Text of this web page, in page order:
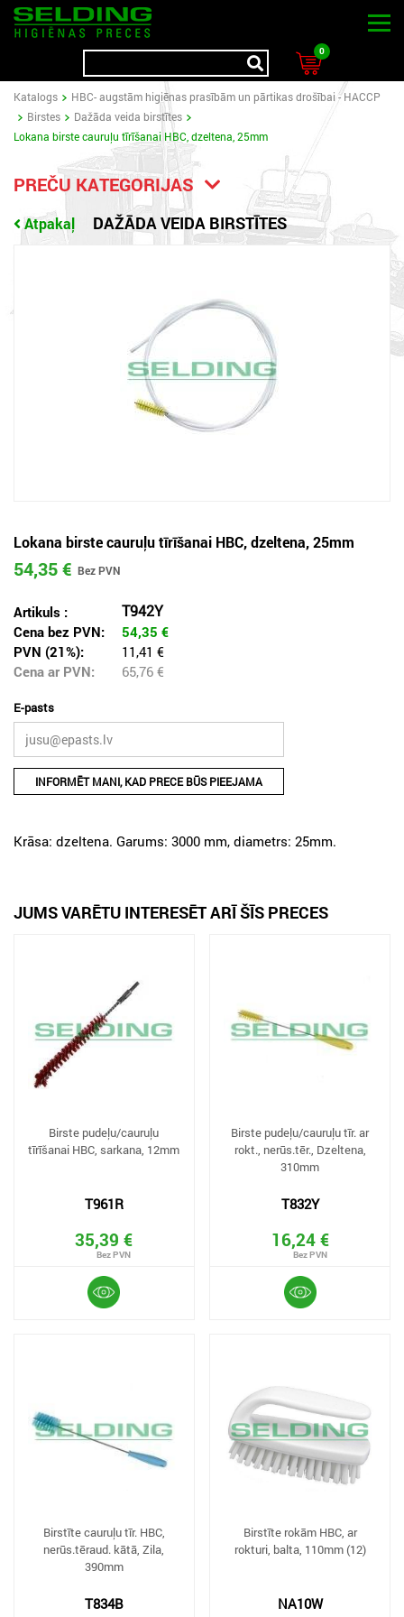
0
Katalogs
HBC- augstām higiēnas prasībām un pārtikas drošībai - HACCP
Birstes
Dažāda veida birstītes
Lokana birste cauruļu tīrīšanai HBC, dzeltena, 25mm
PREČU KATEGORIJAS
Atpakaļ DAŽĀDA VEIDA BIRSTĪTES
Lokana birste cauruļu tīrīšanai HBC, dzeltena, 25mm
54,35 €
Artikuls : T942Y
Cena bez PVN: 54,35 €
PVN (21%):
11,41 €
Cena ar PVN:
65,76 €
E-pasts
INFORMĒT MANI, KAD PRECE BŪS PIEEJAMA
Krāsa: dzeltena. Garums: 3000 mm, diametrs: 25mm.
JUMS VARĒTU INTERESĒT ARĪ ŠĪS PRECES
Birste pudeļu/cauruļu
tīrīšanai HBC, sarkana, 12mm
T961R
35,39 €
Birste pudeļu/cauruļu tīr. ar
rokt., nerūs.tēr., Dzeltena,
310mm
T832Y
16,24 €
Birstīte cauruļu tīr. HBC,
nerūs.tēraud. kātā, Zila,
390mm
T834B
Birstīte rokām HBC, ar
rokturi, balta, 110mm (12)
NA10W